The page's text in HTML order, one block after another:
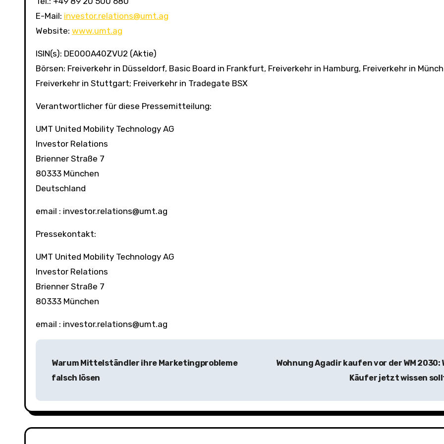
E-Mail: investor.relations@umt.ag
Website: www.umt.ag
ISIN(s): DE000A40ZVU2 (Aktie)
Börsen: Freiverkehr in Düsseldorf, Basic Board in Frankfurt, Freiverkehr in Hamburg, Freiverkehr in
Freiverkehr in Stuttgart; Freiverkehr in Tradegate BSX
Verantwortlicher für diese Pressemitteilung:
UMT United Mobility Technology AG
Investor Relations
Brienner Straße 7
80333 München
Deutschland
email : investor.relations@umt.ag
Pressekontakt:
UMT United Mobility Technology AG
Investor Relations
Brienner Straße 7
80333 München
email : investor.relations@umt.ag
B
t
r
Warum Mittelständler ihre Marketingprobleme
falsch lösen
Wohnung Agadir kaufen vor der WM 2030:
Käufer jetzt wissen